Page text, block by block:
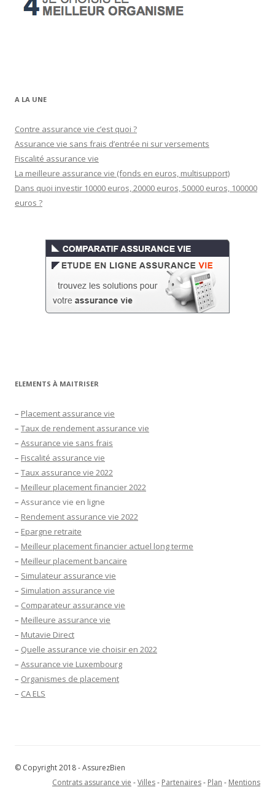
A LA UNE
Contre assurance vie c’est quoi ?
Assurance vie sans frais d’entrée ni sur versements
Fiscalité assurance vie
La meilleure assurance vie (fonds en euros, multisupport)
Dans quoi investir 10000 euros, 20000 euros, 50000 euros, 100000
euros ?
ELEMENTS À MAITRISER
– Placement assurance vie
– Taux de rendement assurance vie
– Assurance vie sans frais
– Fiscalité assurance vie
– Taux assurance vie 2022
– Meilleur placement financier 2022
– Assurance vie en ligne
– Rendement assurance vie 2022
– Epargne retraite
– Meilleur placement financier actuel long terme
– Meilleur placement bancaire
– Simulateur assurance vie
– Simulation assurance vie
– Comparateur assurance vie
– Meilleure assurance vie
– Mutavie Direct
– Quelle assurance vie choisir en 2022
– Assurance vie Luxembourg
– Organismes de placement
– CA ELS
© Copyright 2018 - AssurezBien
Contrats assurance vie -Villes- Partenaires- Plan - Mentions